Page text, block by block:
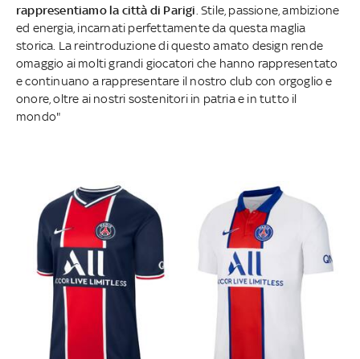
rappresentiamo la città di Parigi . Stile, passione, ambizione
ed energia, incarnati perfettamente da questa maglia
storica. La reintroduzione di questo amato design rende
omaggio ai molti grandi giocatori che hanno rappresentato
e continuano a rappresentare il nostro club con orgoglio e
onore, oltre ai nostri sostenitori in patria e in tutto il
mondo"